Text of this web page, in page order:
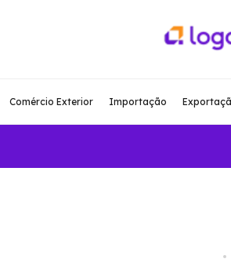
Comércio Exterior Importação